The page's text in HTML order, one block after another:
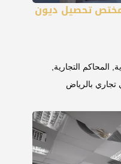
تحصيل ديون
المحاكم التجارية
بالرياض